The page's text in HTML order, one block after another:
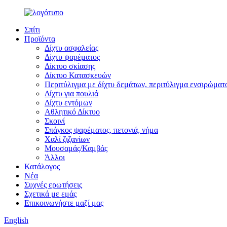
Σπίτι
Προϊόντα
Δίχτυ ασφαλείας
Δίχτυ ψαρέματος
Δίκτυο σκίασης
Δίκτυο Κατασκευών
Περιτύλιγμα με δίχτυ δεμάτων, περιτύλιγμα
Δίχτυ για πουλιά
Δίχτυ εντόμων
Αθλητικό Δίκτυο
Σκοινί
Σπάγκος ψαρέματος, πετονιά, νήμα
Χαλί ζιζανίων
Μουσαμάς/Καμβάς
Άλλοι
Κατάλογος
Νέα
Συχνές ερωτήσεις
Σχετικά με εμάς
Επικοινωνήστε μαζί μας
English